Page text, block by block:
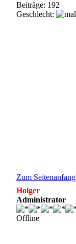
Beiträge: 192
Geschlecht:
Zum Seitenanfang
Holger
Administrator
Offline